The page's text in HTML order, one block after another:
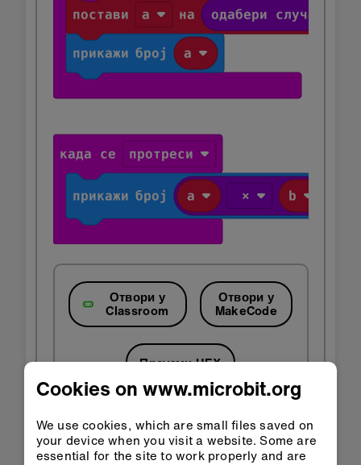
Отвори у
Classroom
Отвори у
MakeCode
Преузми HEX
Корак 3: Унапреди
Cookies on www.microbit.org
We use cookies, which are small files saved on
your device when you visit a website. Some are
essential for the site to work properly and are